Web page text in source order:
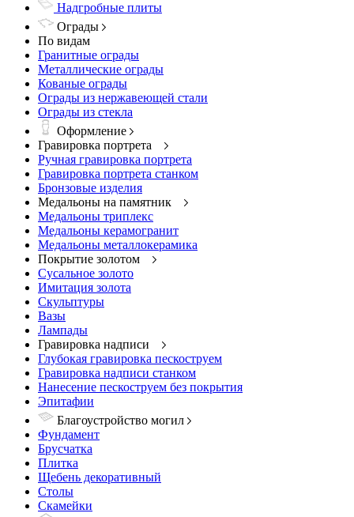
Надгробные плиты
Ограды
По видам
Гранитные ограды
Металлические ограды
Кованые ограды
Ограды из нержавеющей стали
Ограды из стекла
Оформление
Гравировка портрета
Ручная гравировка портрета
Гравировка портрета станком
Бронзовые изделия
Медальоны на памятник
Медальоны триплекс
Медальоны керамогранит
Медальоны металлокерамика
Покрытие золотом
Сусальное золото
Имитация золота
Скульптуры
Вазы
Лампады
Гравировка надписи
Глубокая гравировка пескоструем
Гравировка надписи станком
Нанесение пескоструем без покрытия
Эпитафии
Благоустройство могил
Фундамент
Брусчатка
Плитка
Щебень декоративный
Столы
Скамейки